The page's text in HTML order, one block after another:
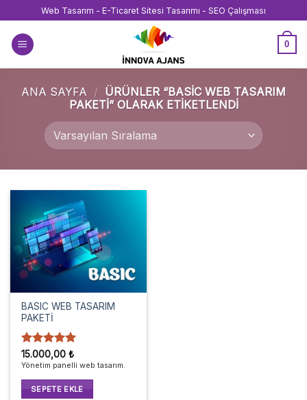
atla
Web Tasarım - E-Ticaret Sitesi Tasarımı - SEO Çalışması
0
ANA SAYFA / ÜRÜNLER “BASIC WEB TASARIM
PAKETI” OLARAK ETIKETLENDI
BASIC WEB TASARIM
PAKETİ
5 üzerinden
5oy aldı
15.000,00₺
Yönetim panelli web tasarım.
SEPETE EKLE